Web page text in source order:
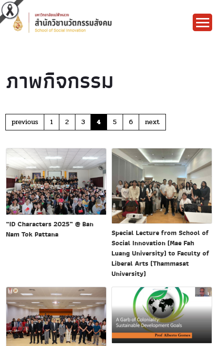
ภาพกิจกรรม
previous 1 2 3 4 5 6 next
“ID Characters 2025” @ Ban
Nam Tok Pattana
Special Lecture from School of
Social Innovation (Mae Fah
Luang University) to Faculty of
Liberal Arts (Thammasat
University)